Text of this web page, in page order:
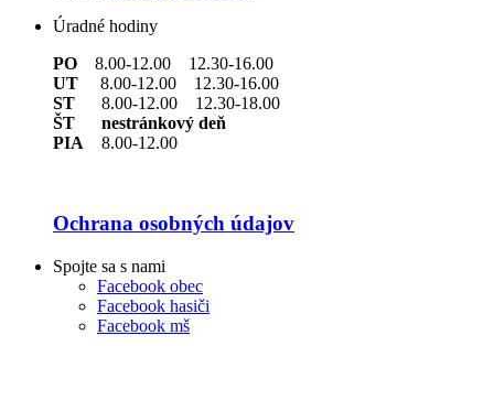
Úradné hodiny
PO 8.00-12.00 12.30-16.00
UT 8.00-12.00 12.30-16.00
ST 8.00-12.00 12.30-18.00
ŠT nestránkový deň
PIA 8.00-12.00
Ochrana osobných údajov
Spojte sa s nami
Facebook obec
Facebook hasiči
Facebook mš